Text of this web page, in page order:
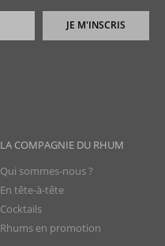
JE M'INSCRIS
LA COMPAGNIE DU RHUM
Qui sommes-nous ?
En tête-à-tête
Cocktails
Rhums en promotion